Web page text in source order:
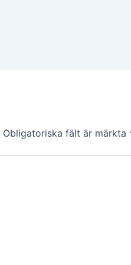
Obligatoriska fält är märkta